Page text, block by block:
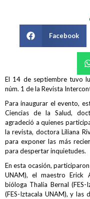
Facebook
El 14 de septiembre tuvo
núm. 1 de la Revista
Para inaugurar el evento,
Ciencias de la Salud,
agradeció a quienes
la revista, doctora Liliana
para exponer las más
para despertar inquietudes.
En esta ocasión,
UNAM), el maestro Erick
bióloga Thalía Bernal
(FES-Iztacala UNAM), y las